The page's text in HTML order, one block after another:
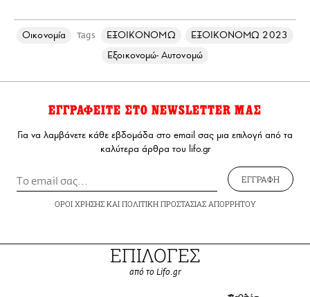
Οικονομία Tags ΕΞΟΙΚΟΝΟΜΩ
ΕΞΟΙΚΟΝΟΜΩ 2023
Εξοικονομώ- Αυτονομώ
ΕΓΓΡΑΦΕΙΤΕ ΣΤΟ NEWSLETTER ΜΑΣ
Για να λαμβάνετε κάθε εβδομάδα στο email σας μια επιλογή από τα
καλύτερα άρθρα του lifo.gr
ΕΓΓΡΑΦΗ
ΟΡΟΙ ΧΡΗΣΗΣΚΑΙ ΠΟΛΙΤΙΚΗ ΠΡΟΣΤΑΣΙΑΣ ΑΠΟΡΡΗΤΟΥ
ΕΠΙΛΟΓΕΣ
από το Lifo.gr